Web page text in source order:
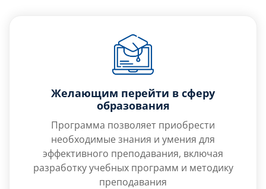
Желающим перейти в сферу
образования
Программа позволяет приобрести
необходимые знания и умения для
эффективного преподавания, включая
разработку учебных программ и методику
преподавания